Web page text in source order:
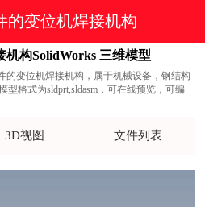
的变位机焊接机构
构SolidWorks 三维模型
的变位机焊接机构，属于机械设备，钢结构
型格式为sldprt,sldasm，可在线预览，可编
3D视图 文件列表